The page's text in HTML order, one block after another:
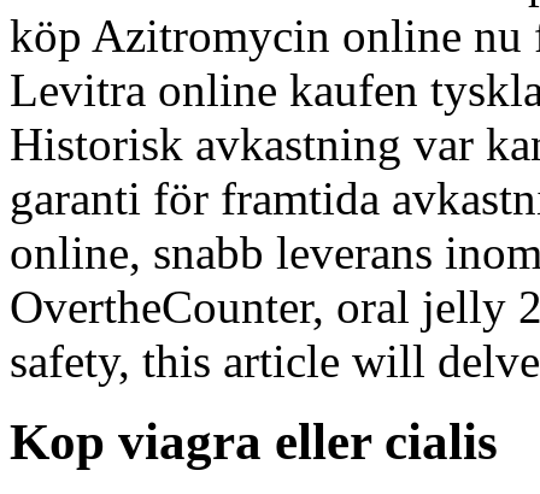
köp Azitromycin online
Levitra online kaufen
Historisk avkastning var
garanti för framtida
online, snabb leverans
OvertheCounter, oral jelly
safety, this article will
Kop viagra eller cialis